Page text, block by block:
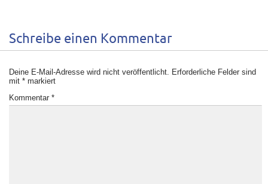
Schreibe einen Kommentar
Deine E-Mail-Adresse wird nicht veröffentlicht. Erforderliche Felder sind
mit * markiert
Kommentar *